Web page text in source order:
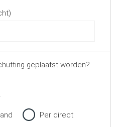
geplaatst worden?
Per direct